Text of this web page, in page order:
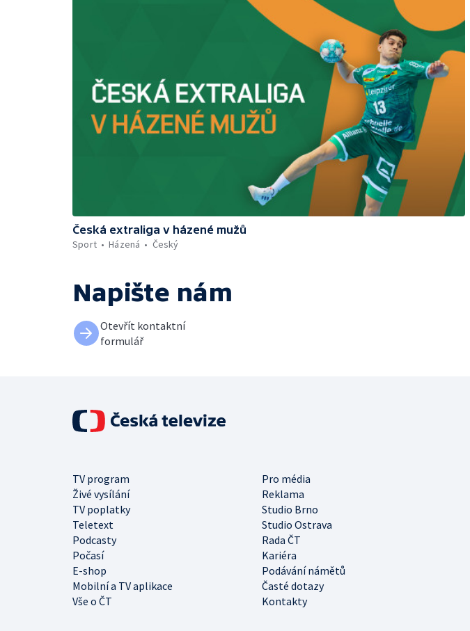
Česká extraliga v házené mužů
Sport
Házená Český
Napište nám
Otevřít kontaktní
formulář
TV program
Pro média
Živé vysílání
Reklama
TV poplatky
Studio Brno
Teletext
Studio Ostrava
Podcasty
Rada ČT
Počasí
Kariéra
E-shop
Podávání námětů
Mobilní a TV aplikace
Časté dotazy
Vše o ČT
Kontakty